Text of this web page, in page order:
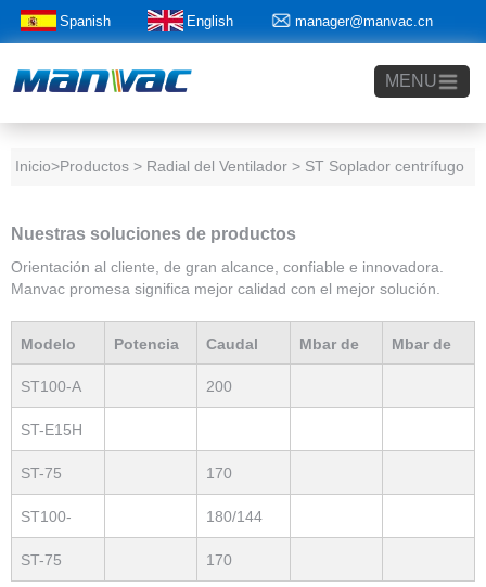
Spanish English manager@manvac.cn
+86-15014788350
MENU
Inicio>Productos > Radial del Ventilador > ST Soplador centrífugo
Nuestras soluciones de productos
Orientación al cliente, de gran alcance, confiable e innovadora.
Manvac promesa significa mejor calidad con el mejor solución.
Modelo
Producto
Potencia
nominal(Kw)
Caudal
máximo(m3/h)
Mbar de Mbar de
ST100-A 200
ST-E15H
ST-75 170
ST100-
12DP
180/144
ST-75 170